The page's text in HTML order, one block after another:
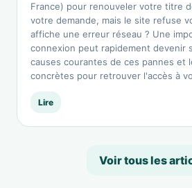
France) pour renouveler votre titre
votre demande, mais le site refuse
affiche une erreur réseau ? Une
connexion peut rapidement devenir
causes courantes de ces pannes et
concrètes pour retrouver l'accès à
Lire
Voir tous les